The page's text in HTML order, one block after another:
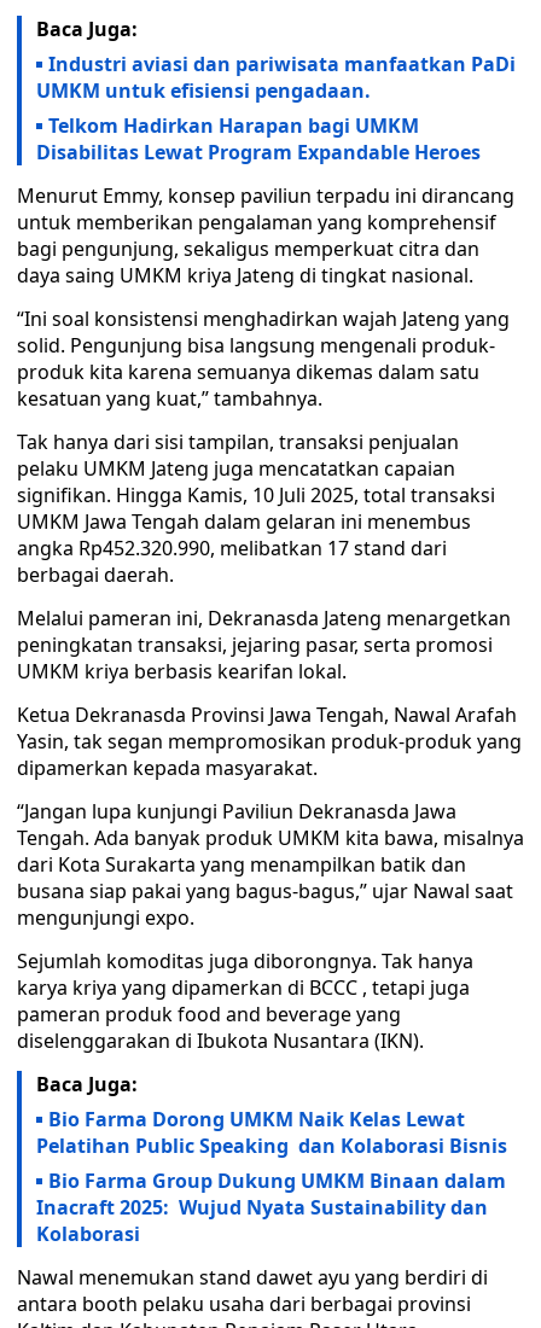
Baca Juga:
Industri aviasi dan pariwisata manfaatkan PaDi
UMKM untuk efisiensi pengadaan.
Telkom Hadirkan Harapan bagi UMKM
Disabilitas Lewat Program Expandable Heroes
Menurut Emmy, konsep paviliun terpadu ini dirancang
untuk memberikan pengalaman yang komprehensif
bagi pengunjung, sekaligus memperkuat citra dan
daya saing UMKM kriya Jateng di tingkat nasional.
“Ini soal konsistensi menghadirkan wajah Jateng yang
solid. Pengunjung bisa langsung mengenali produk-
produk kita karena semuanya dikemas dalam satu
kesatuan yang kuat,” tambahnya.
Tak hanya dari sisi tampilan, transaksi penjualan
pelaku UMKM Jateng juga mencatatkan capaian
signifikan. Hingga Kamis, 10 Juli 2025, total transaksi
UMKM Jawa Tengah dalam gelaran ini menembus
angka Rp452.320.990, melibatkan 17 stand dari
berbagai daerah.
Melalui pameran ini, Dekranasda Jateng menargetkan
peningkatan transaksi, jejaring pasar, serta promosi
UMKM kriya berbasis kearifan lokal.
Ketua Dekranasda Provinsi Jawa Tengah, Nawal Arafah
Yasin, tak segan mempromosikan produk-produk yang
dipamerkan kepada masyarakat.
“Jangan lupa kunjungi Paviliun Dekranasda Jawa
Tengah. Ada banyak produk UMKM kita bawa, misalnya
dari Kota Surakarta yang menampilkan batik dan
busana siap pakai yang bagus-bagus,” ujar Nawal saat
mengunjungi expo.
Sejumlah komoditas juga diborongnya. Tak hanya
karya kriya yang dipamerkan di BCCC , tetapi juga
pameran produk food and beverage yang
diselenggarakan di Ibukota Nusantara (IKN).
Baca Juga:
Bio Farma Dorong UMKM Naik Kelas Lewat
Pelatihan Public Speaking dan Kolaborasi Bisnis
Bio Farma Group Dukung UMKM Binaan dalam
Inacraft 2025: Wujud Nyata Sustainability dan
Kolaborasi
Nawal menemukan stand dawet ayu yang berdiri di
antara booth pelaku usaha dari berbagai provinsi